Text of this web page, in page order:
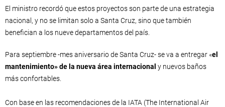
El ministro recordó que estos proyectos son parte de una estrategia
nacional, y no se limitan solo a Santa Cruz, sino que también
benefician a los nueve departamentos del país.
Para septiembre -mes aniversario de Santa Cruz- se va a entregar «el
mantenimiento» de la nueva área internacional y nuevos baños
más confortables.
Con base en las recomendaciones de la IATA (The International Air